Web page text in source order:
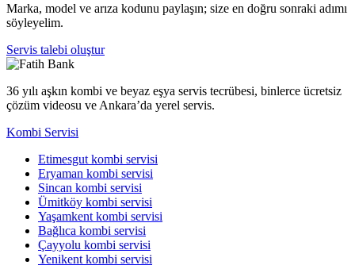
Marka, model ve arıza kodunu paylaşın; size en doğru sonraki adımı
söyleyelim.
Servis talebi oluştur
36 yılı aşkın kombi ve beyaz eşya servis tecrübesi, binlerce ücretsiz
çözüm videosu ve Ankara’da yerel servis.
Kombi Servisi
Etimesgut kombi servisi
Eryaman kombi servisi
Sincan kombi servisi
Ümitköy kombi servisi
Yaşamkent kombi servisi
Bağlıca kombi servisi
Çayyolu kombi servisi
Yenikent kombi servisi